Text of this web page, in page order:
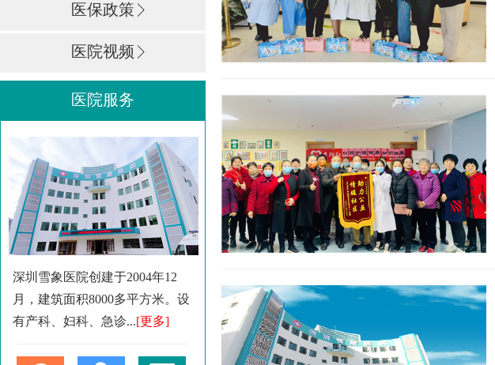
医保政策
医院视频
医院服务
深圳雪象医院创建于2004年12
月，建筑面积8000多平方米。设
有产科、妇科、急诊...[更多]